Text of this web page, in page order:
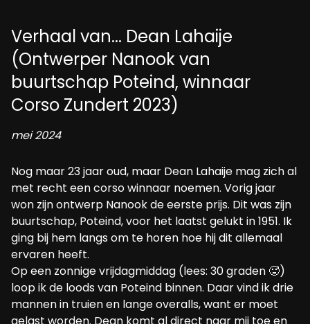
Verhaal van... Dean Lahaije
(Ontwerper Nanook van
buurtschap Poteind, winnaar
Corso Zundert 2023)
mei 2024
Nog maar 23 jaar oud, maar Dean Lahaije mag zich al
met recht een corso winnaar noemen. Vorig jaar
won zijn ontwerp Nanook de eerste prijs. Dit was zijn
buurtschap, Poteind, voor het laatst gelukt in 1951. Ik
ging bij hem langs om te horen hoe hij dit allemaal
ervaren heeft.
Op een zonnige vrijdagmiddag (lees: 30 graden 🥵)
loop ik de loods van Poteind binnen. Daar vind ik drie
mannen in truien en lange overalls, want er moet
gelast worden. Dean komt al direct naar mij toe en